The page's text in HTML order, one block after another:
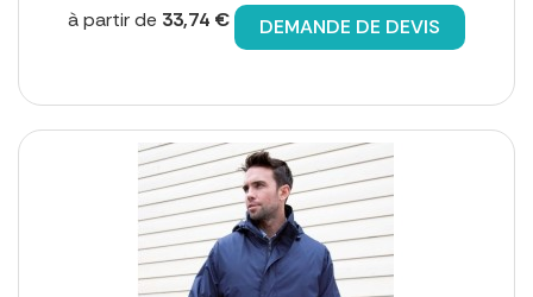
à partir de 33,74 € DEMANDE DE DEVIS